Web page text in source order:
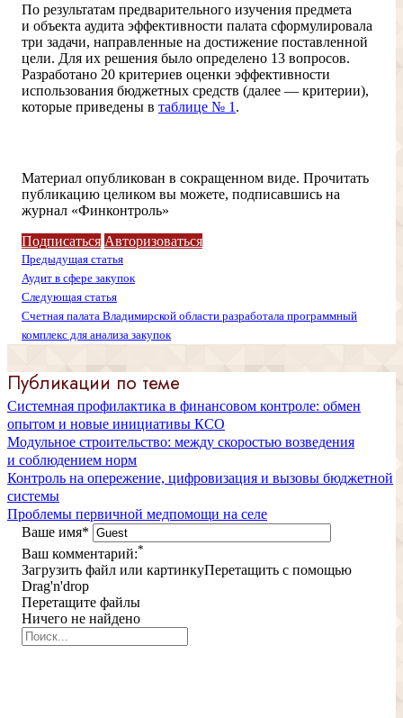
По результатам предварительного изучения предмета
и объекта аудита эффективности палата сформулировала
три задачи, направленные на достижение поставленной
цели. Для их решения было определено 13 вопросов.
Разработано 20 критериев оценки эффективности
использования бюджетных средств (далее — критерии),
которые приведены в таблице № 1 .
Материал опубликован в сокращенном виде. Прочитать
публикацию целиком вы можете, подписавшись на
журнал «Финконтроль»
Подписаться Авторизоваться
Предыдущая статья
Аудит в сфере закупок
Следующая статья
Счетная палата Владимирской области разработала программный
комплекс для анализа закупок
Публикации по теме
Системная профилактика в финансовом контроле: обмен
опытом и новые инициативы КСО
Модульное строительство: между скоростью возведения
и соблюдением норм
Контроль на опережение, цифровизация и вызовы бюджетной
системы
Проблемы первичной медпомощи на селе
Ваше имя*
Ваш комментарий:*
Загрузить файл или картинкуПеретащить с помощью
Drag'n'drop
Перетащите файлы
Ничего не найдено